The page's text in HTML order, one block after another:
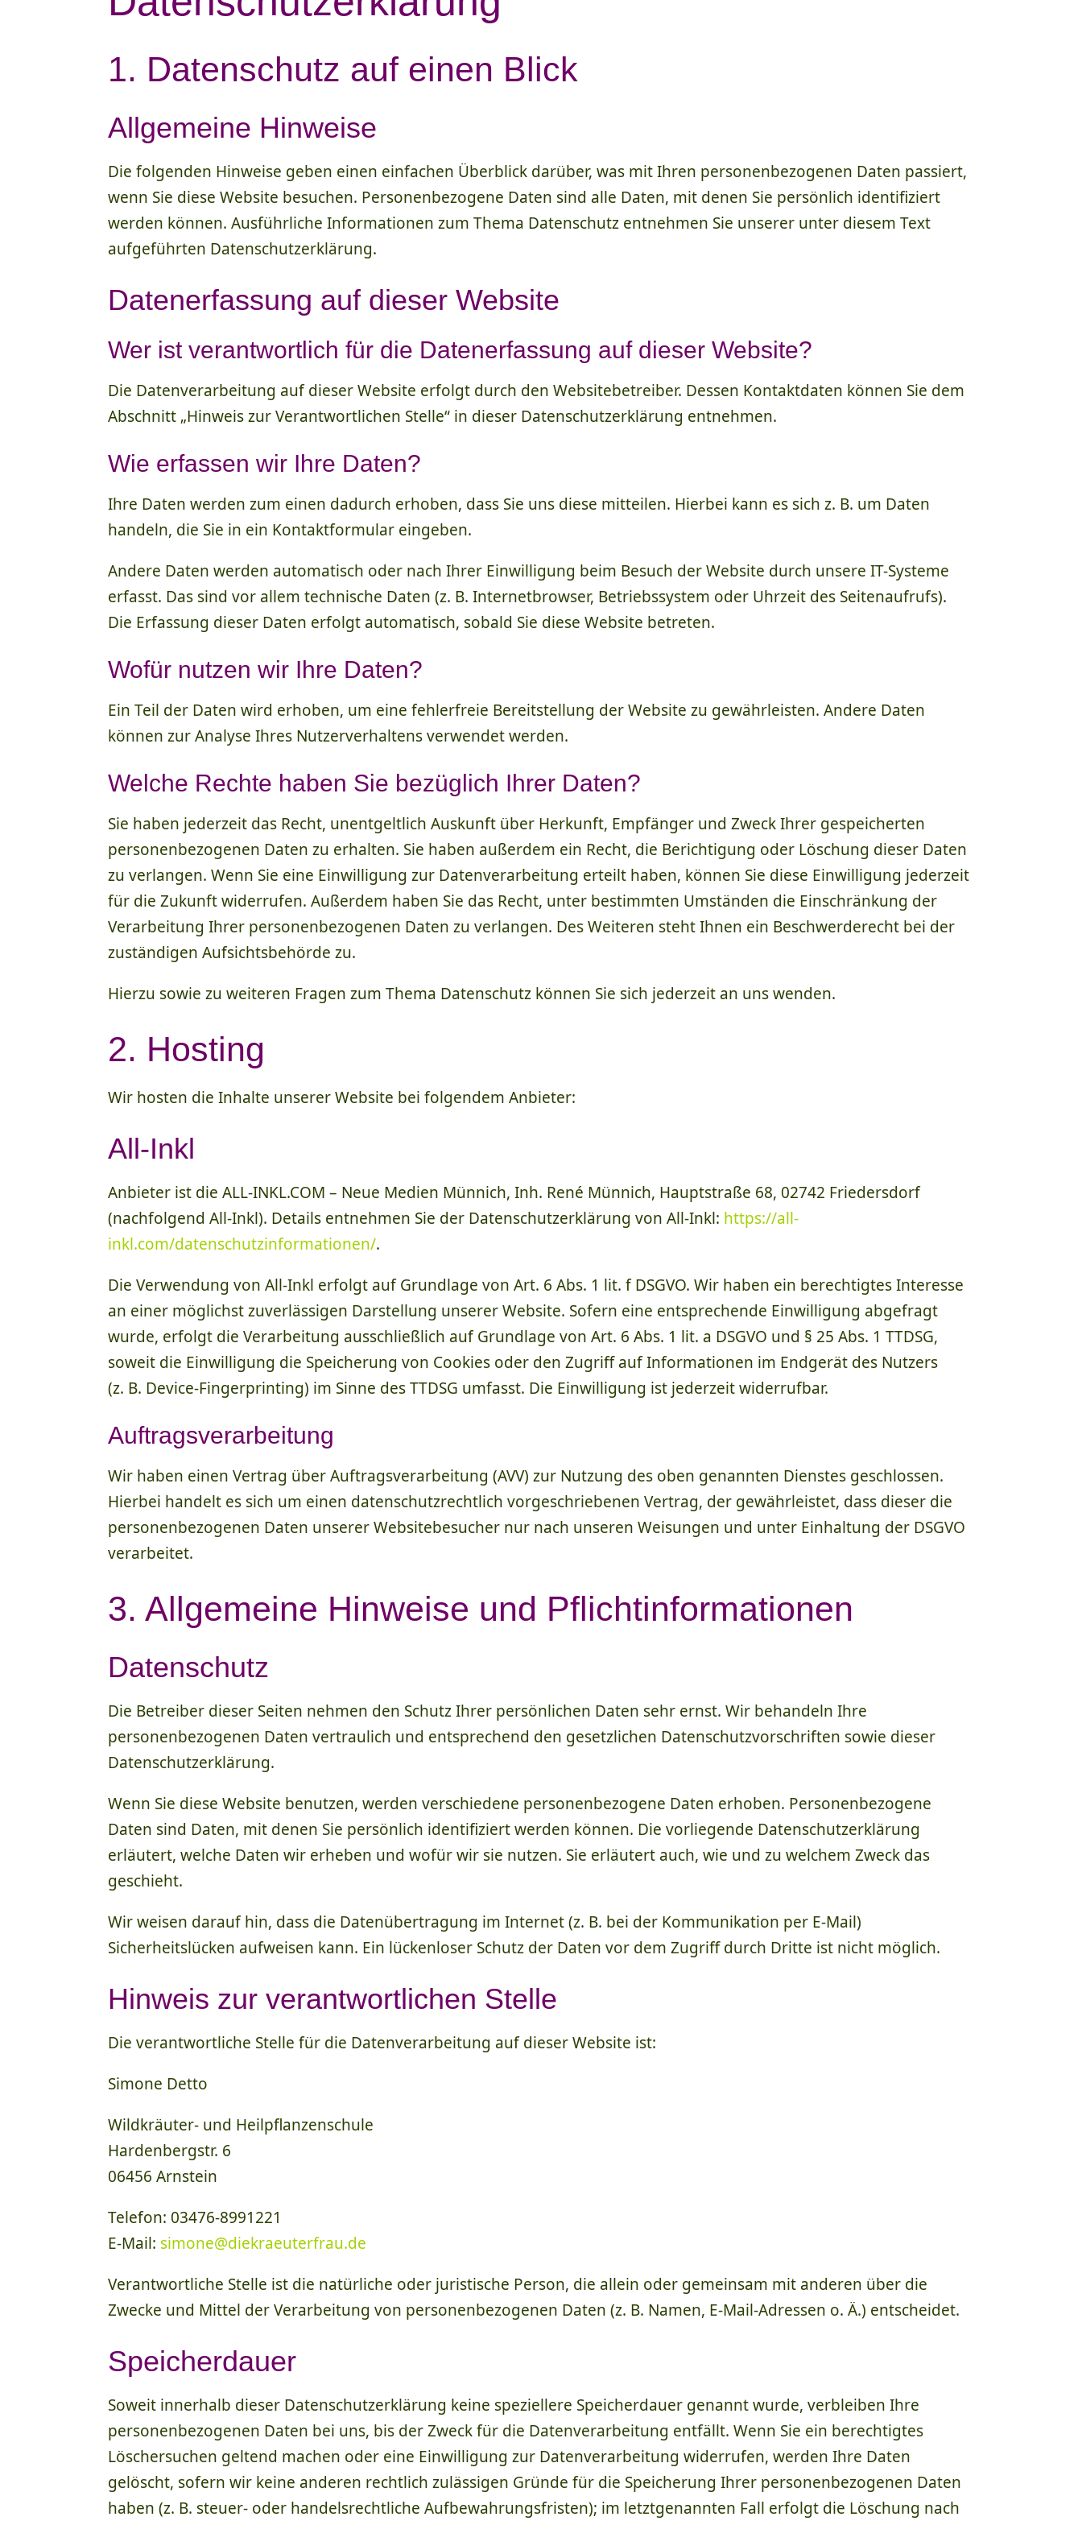
1. Datenschutz auf einen Blick
Allgemeine Hinweise
Die folgenden Hinweise geben einen einfachen Überblick darüber, was mit Ihren personenbezogenen Daten passiert,
wenn Sie diese Website besuchen. Personenbezogene Daten sind alle Daten, mit denen Sie persönlich identifiziert
werden können. Ausführliche Informationen zum Thema Datenschutz entnehmen Sie unserer unter diesem Text
aufgeführten Datenschutzerklärung.
Datenerfassung auf dieser Website
Wer ist verantwortlich für die Datenerfassung auf dieser Website?
Die Datenverarbeitung auf dieser Website erfolgt durch den Websitebetreiber. Dessen Kontaktdaten können Sie dem
Abschnitt „Hinweis zur Verantwortlichen Stelle“ in dieser Datenschutzerklärung entnehmen.
Wie erfassen wir Ihre Daten?
Ihre Daten werden zum einen dadurch erhoben, dass Sie uns diese mitteilen. Hierbei kann es sich z. B. um Daten
handeln, die Sie in ein Kontaktformular eingeben.
Andere Daten werden automatisch oder nach Ihrer Einwilligung beim Besuch der Website durch unsere IT-Systeme
erfasst. Das sind vor allem technische Daten (z. B. Internetbrowser, Betriebssystem oder Uhrzeit des Seitenaufrufs).
Die Erfassung dieser Daten erfolgt automatisch, sobald Sie diese Website betreten.
Wofür nutzen wir Ihre Daten?
Ein Teil der Daten wird erhoben, um eine fehlerfreie Bereitstellung der Website zu gewährleisten. Andere Daten
können zur Analyse Ihres Nutzerverhaltens verwendet werden.
Welche Rechte haben Sie bezüglich Ihrer Daten?
Sie haben jederzeit das Recht, unentgeltlich Auskunft über Herkunft, Empfänger und Zweck Ihrer gespeicherten
personenbezogenen Daten zu erhalten. Sie haben außerdem ein Recht, die Berichtigung oder Löschung dieser Daten
zu verlangen. Wenn Sie eine Einwilligung zur Datenverarbeitung erteilt haben, können Sie diese Einwilligung jederzeit
für die Zukunft widerrufen. Außerdem haben Sie das Recht, unter bestimmten Umständen die Einschränkung der
Verarbeitung Ihrer personenbezogenen Daten zu verlangen. Des Weiteren steht Ihnen ein Beschwerderecht bei der
zuständigen Aufsichtsbehörde zu.
Hierzu sowie zu weiteren Fragen zum Thema Datenschutz können Sie sich jederzeit an uns wenden.
2. Hosting
Wir hosten die Inhalte unserer Website bei folgendem Anbieter:
All-Inkl
Anbieter ist die ALL-INKL.COM – Neue Medien Münnich, Inh. René Münnich, Hauptstraße 68, 02742 Friedersdorf
(nachfolgend All-Inkl). Details entnehmen Sie der Datenschutzerklärung von All-Inkl: https://all-
inkl.com/datenschutzinformationen/.
Die Verwendung von All-Inkl erfolgt auf Grundlage von Art. 6 Abs. 1 lit. f DSGVO. Wir haben ein berechtigtes Interesse
an einer möglichst zuverlässigen Darstellung unserer Website. Sofern eine entsprechende Einwilligung abgefragt
wurde, erfolgt die Verarbeitung ausschließlich auf Grundlage von Art. 6 Abs. 1 lit. a DSGVO und § 25 Abs. 1 TTDSG,
soweit die Einwilligung die Speicherung von Cookies oder den Zugriff auf Informationen im Endgerät des Nutzers
(z. B. Device-Fingerprinting) im Sinne des TTDSG umfasst. Die Einwilligung ist jederzeit widerrufbar.
Auftragsverarbeitung
Wir haben einen Vertrag über Auftragsverarbeitung (AVV) zur Nutzung des oben genannten Dienstes geschlossen.
Hierbei handelt es sich um einen datenschutzrechtlich vorgeschriebenen Vertrag, der gewährleistet, dass dieser die
personenbezogenen Daten unserer Websitebesucher nur nach unseren Weisungen und unter Einhaltung der DSGVO
verarbeitet.
3. Allgemeine Hinweise und Pflicht­informationen
Datenschutz
Die Betreiber dieser Seiten nehmen den Schutz Ihrer persönlichen Daten sehr ernst. Wir behandeln Ihre
personenbezogenen Daten vertraulich und entsprechend den gesetzlichen Datenschutzvorschriften sowie dieser
Datenschutzerklärung.
Wenn Sie diese Website benutzen, werden verschiedene personenbezogene Daten erhoben. Personenbezogene
Daten sind Daten, mit denen Sie persönlich identifiziert werden können. Die vorliegende Datenschutzerklärung
erläutert, welche Daten wir erheben und wofür wir sie nutzen. Sie erläutert auch, wie und zu welchem Zweck das
geschieht.
Wir weisen darauf hin, dass die Datenübertragung im Internet (z. B. bei der Kommunikation per E-Mail)
Sicherheitslücken aufweisen kann. Ein lückenloser Schutz der Daten vor dem Zugriff durch Dritte ist nicht möglich.
Hinweis zur verantwortlichen Stelle
Die verantwortliche Stelle für die Datenverarbeitung auf dieser Website ist:
Simone Detto
Wildkräuter- und Heilpflanzenschule
Hardenbergstr. 6
06456 Arnstein
Telefon: 03476-8991221
E-Mail: simone@diekraeuterfrau.de
Verantwortliche Stelle ist die natürliche oder juristische Person, die allein oder gemeinsam mit anderen über die
Zwecke und Mittel der Verarbeitung von personenbezogenen Daten (z. B. Namen, E-Mail-Adressen o. Ä.) entscheidet.
Speicherdauer
Soweit innerhalb dieser Datenschutzerklärung keine speziellere Speicherdauer genannt wurde, verbleiben Ihre
personenbezogenen Daten bei uns, bis der Zweck für die Datenverarbeitung entfällt. Wenn Sie ein berechtigtes
Löschersuchen geltend machen oder eine Einwilligung zur Datenverarbeitung widerrufen, werden Ihre Daten
gelöscht, sofern wir keine anderen rechtlich zulässigen Gründe für die Speicherung Ihrer personenbezogenen Daten
haben (z. B. steuer- oder handelsrechtliche Aufbewahrungsfristen); im letztgenannten Fall erfolgt die Löschung nach